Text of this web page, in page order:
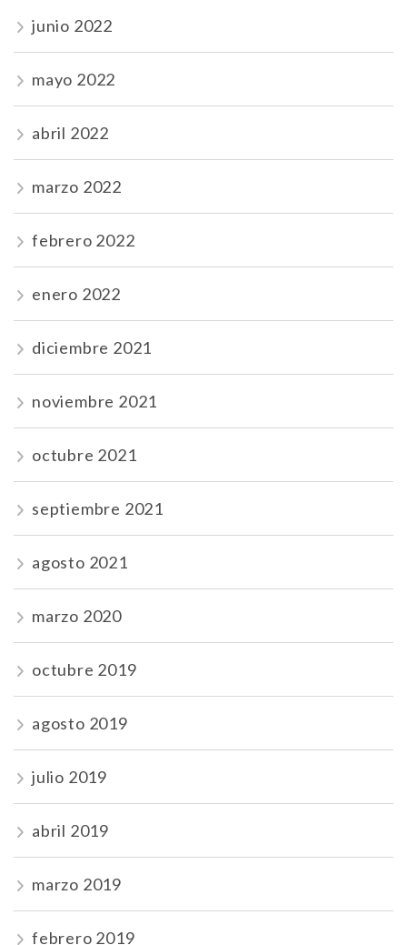
junio 2022
mayo 2022
abril 2022
marzo 2022
febrero 2022
enero 2022
diciembre 2021
noviembre 2021
octubre 2021
septiembre 2021
agosto 2021
marzo 2020
octubre 2019
agosto 2019
julio 2019
abril 2019
marzo 2019
febrero 2019